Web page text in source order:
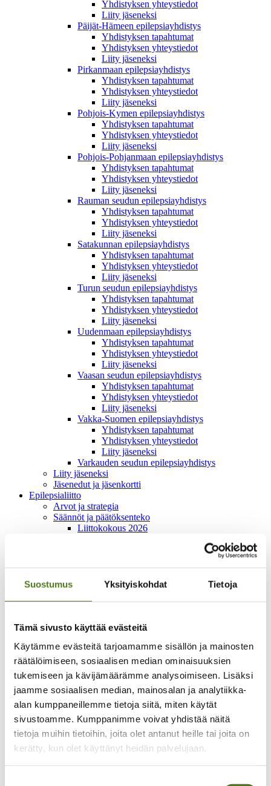
Suostumus Yksityiskohdat Tietoja
Tämä sivusto käyttää evästeitä
Käytämme evästeitä tarjoamamme sisällön ja mainosten
räätälöimiseen, sosiaalisen median ominaisuuksien
tukemiseen ja kävijämäärämme analysoimiseen. Lisäksi
jaamme sosiaalisen median, mainosalan ja analytiikka-
alan kumppaneillemme tietoja siitä, miten käytät
sivustoamme. Kumppanimme voivat yhdistää näitä
tietoja muihin tietoihin, joita olet antanut heille tai joita on
kerätty, kun olet käyttänyt heidän palvelujaan.
Yhdistyksen yhteystiedot
Liity jäseneksi
Päijät-Hämeen epilepsiayhdistys
Yhdistyksen tapahtumat
Yhdistyksen yhteystiedot
Liity jäseneksi
Pirkanmaan epilepsiayhdistys
Yhdistyksen tapahtumat
Yhdistyksen yhteystiedot
Liity jäseneksi
Pohjois-Kymen epilepsiayhdistys
Yhdistyksen tapahtumat
Yhdistyksen yhteystiedot
Liity jäseneksi
Pohjois-Pohjanmaan epilepsiayhdistys
Yhdistyksen tapahtumat
Yhdistyksen yhteystiedot
Liity jäseneksi
Rauman seudun epilepsiayhdistys
Yhdistyksen tapahtumat
Yhdistyksen yhteystiedot
Liity jäseneksi
Satakunnan epilepsiayhdistys
Yhdistyksen tapahtumat
Yhdistyksen yhteystiedot
Liity jäseneksi
Turun seudun epilepsiayhdistys
Yhdistyksen tapahtumat
Yhdistyksen yhteystiedot
Liity jäseneksi
Uudenmaan epilepsiayhdistys
Yhdistyksen tapahtumat
Yhdistyksen yhteystiedot
Liity jäseneksi
Vaasan seudun epilepsiayhdistys
Yhdistyksen tapahtumat
Yhdistyksen yhteystiedot
Liity jäseneksi
Vakka-Suomen epilepsiayhdistys
Yhdistyksen tapahtumat
Yhdistyksen yhteystiedot
Liity jäseneksi
Varkauden seudun epilepsiayhdistys
Liity jäseneksi
Jäsenedut ja jäsenkortti
Epilepsialiitto
Arvot ja strategia
Säännöt ja päätöksenteko
Liittokokous 2026
Kansallinen vaikuttaminen
Vaikean epilepsian diagnostiikan ja hoidon
Yhteistyöverkostot
Lausunnot ja kannanotot
Yritysyhteistyö
Epilepsiateko-huomionosoitus
Kehittämistoiminta
Oot yksi meistä -hanke 2024–2026
Lapset on tärkeitä -hanke 2022-2024
Mahdollistaja-hanke 2018-2021
Yhtä perhettä -hanke 2020-2022
Talous
Lahjoita
Merkkipäivälahjoitus
Testamenttilahjoitus